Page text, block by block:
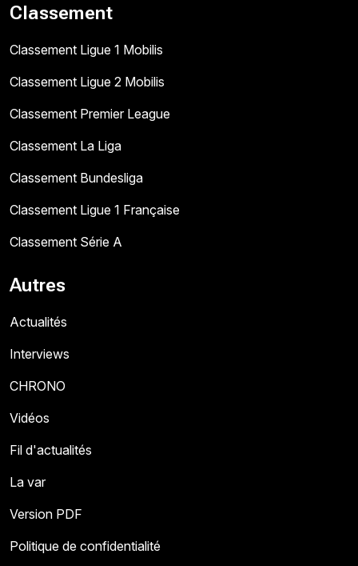
Classement
Classement Ligue 1 Mobilis
Classement Ligue 2 Mobilis
Classement Premier League
Classement La Liga
Classement Bundesliga
Classement Ligue 1 Française
Classement Série A
Autres
Actualités
Interviews
CHRONO
Vidéos
Fil d'actualités
La var
Version PDF
Politique de confidentialité